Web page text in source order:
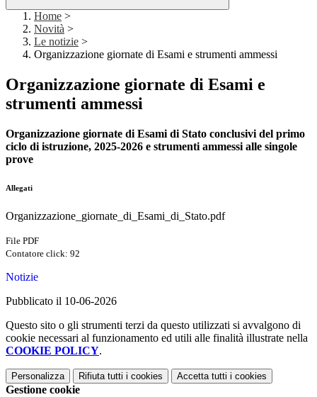
Home >
Novità >
Le notizie >
Organizzazione giornate di Esami e strumenti ammessi
Organizzazione giornate di Esami e
strumenti ammessi
Organizzazione giornate di Esami di Stato conclusivi del primo
ciclo di istruzione, 2025-2026 e strumenti ammessi alle singole
prove
Allegati
Organizzazione_giornate_di_Esami_di_Stato.pdf
File PDF
Contatore click: 92
Notizie
Pubblicato il 10-06-2026
Questo sito o gli strumenti terzi da questo utilizzati si avvalgono di
cookie necessari al funzionamento ed utili alle finalità illustrate nella
COOKIE POLICY.
Personalizza Rifiuta tutti i cookies Accetta tutti i cookies
Gestione cookie